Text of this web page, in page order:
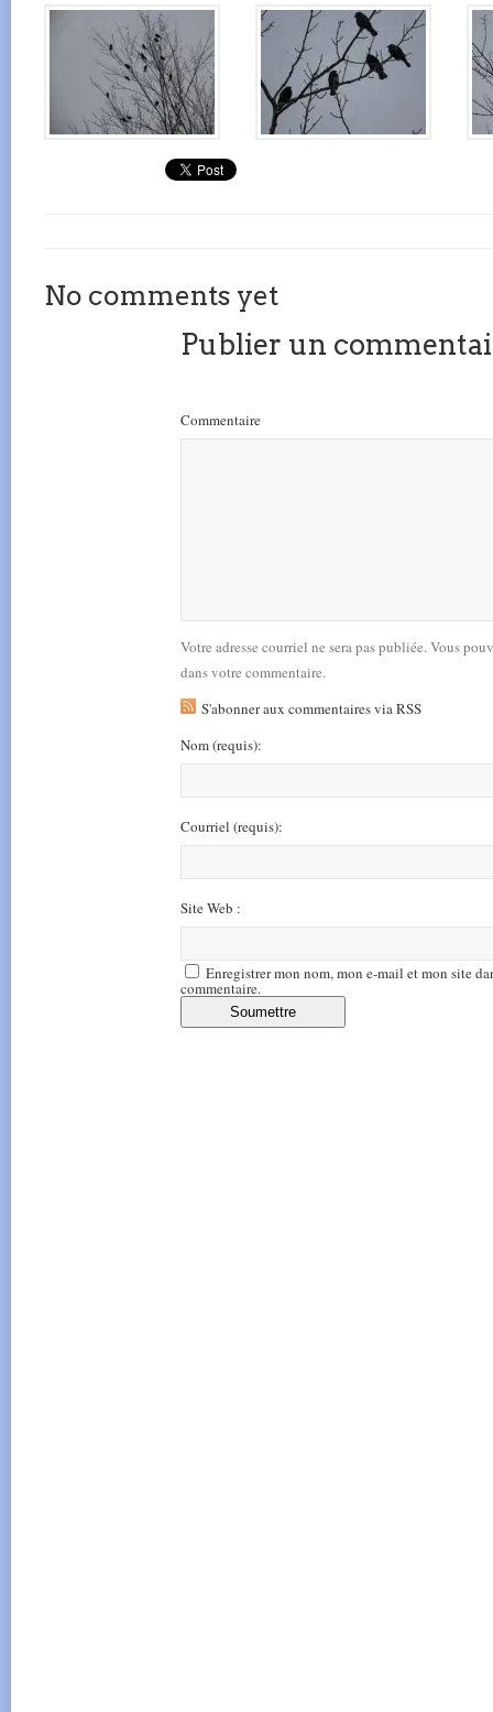
No comments yet
Publier un
Commentaire
Votre adresse courriel ne sera pas publiée. Vous
dans votre commentaire.
S'abonner aux commentaires via RSS
Nom(requis):
Courriel (requis):
Site Web :
Enregistrer mon nom, mon e-mail et mon site
commentaire.